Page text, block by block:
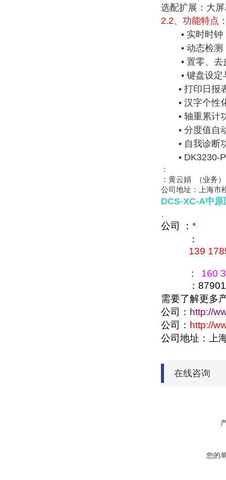
选配扩展：大
2.2、功能特点
• 实时时钟
• 动态检测，
• 置零、去皮
• 键盘设定
• 打印日报表
• 汉字个性化
• 轴重累计功
• 分度值自
• 自我诊断功
• DK3230-
：
：黄云娟 （业务）
公司地址：上海市
DCS-XC-A中
公司 ： *
：
139
: 160
：
需要了解更多
公司： http://
公司： http://
公司地址：上
在线咨询
您的